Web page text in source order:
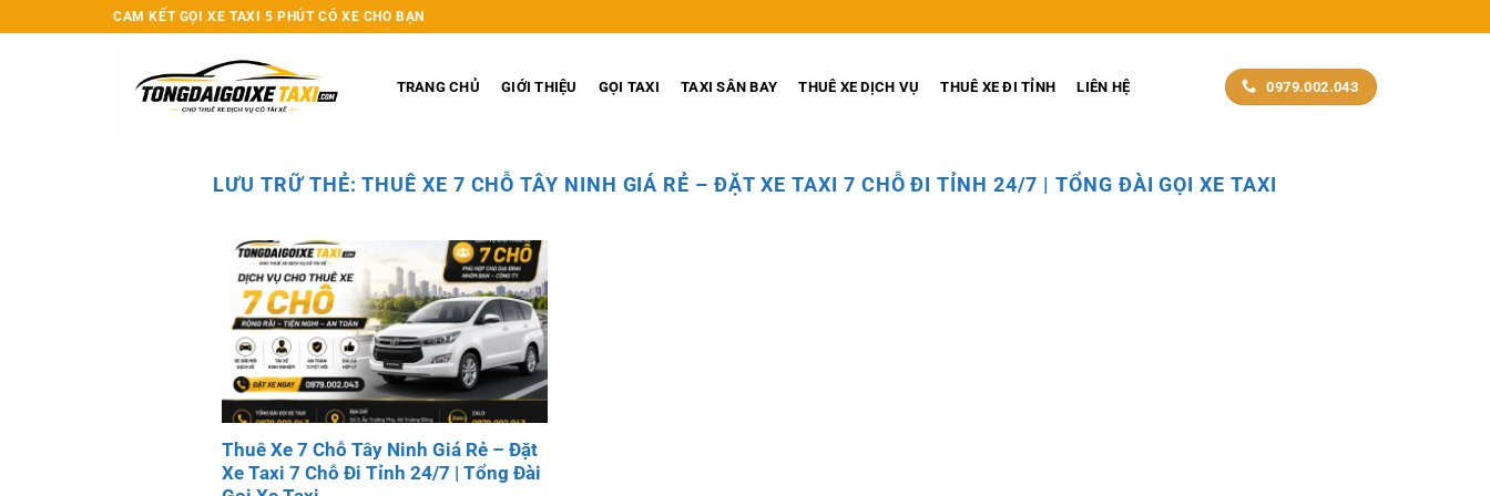
qua
CAM KẾT GỌI XE TAXI 5 PHÚT CÓ XE CHO BẠN
TRANG CHỦ GIỚI THIỆU GỌI TAXI TAXI SÂN BAY THUÊ XE DỊCH VỤ THUÊ XE ĐI TỈNH LIÊN HỆ 0979.002.043
LƯU TRỮ THẺ:THUÊ XE 7 CHỖ TÂY NINH GIÁ RẺ – ĐẶT XE TAXI 7 CHỖ ĐI TỈNH 24/7 | TỔNG ĐÀI GỌI XE TAXI
Thuê Xe 7 Chỗ Tây Ninh Giá Rẻ – Đặt
Xe Taxi 7 Chỗ Đi Tỉnh 24/7 | Tổng Đài